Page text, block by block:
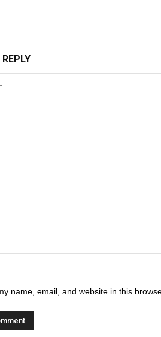
name, email, and website in this